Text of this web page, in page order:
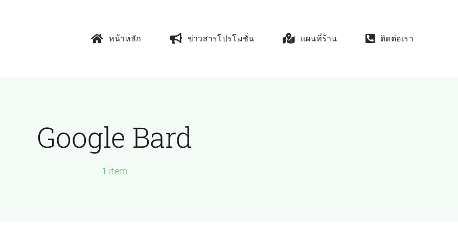
หน้าหลัก ข่าวสารโปรโมชั่น แผนที่ร้าน ติดต่อเรา
Google Bard
1 item